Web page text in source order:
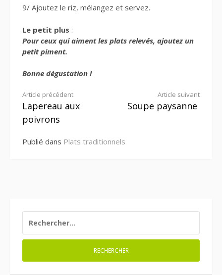
9/ Ajoutez le riz, mélangez et servez.
Le petit plus :
Pour ceux qui aiment les plats relevés, ajoutez un
petit piment.
Bonne dégustation !
Lire
la
Article précédent
Lapereau aux
poivrons
Article suivant
Soupe paysanne
Publié dans Plats traditionnels